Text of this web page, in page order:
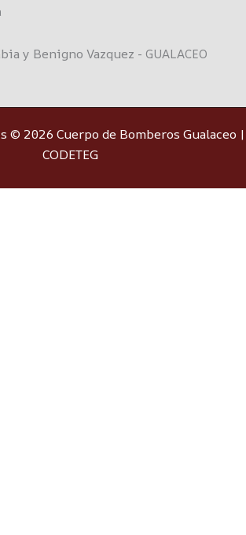
y Benigno Vazquez - GUALACEO
© 2026 Cuerpo de Bomberos Gualaceo |
CODETEG